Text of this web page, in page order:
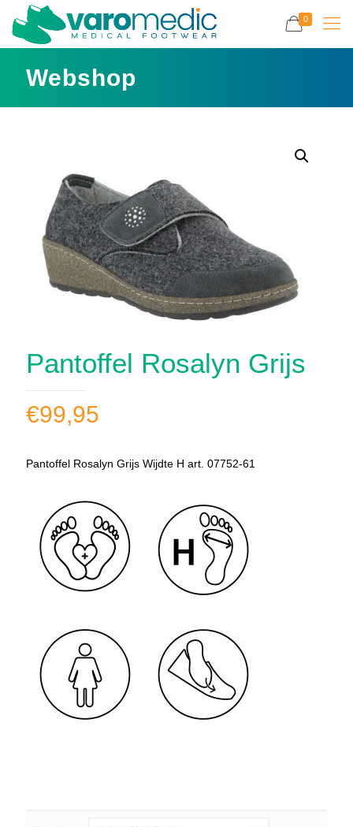
0
Webshop
Pantoffel Rosalyn Grijs
€99,95
Pantoffel Rosalyn Grijs Wijdte H art. 07752-61